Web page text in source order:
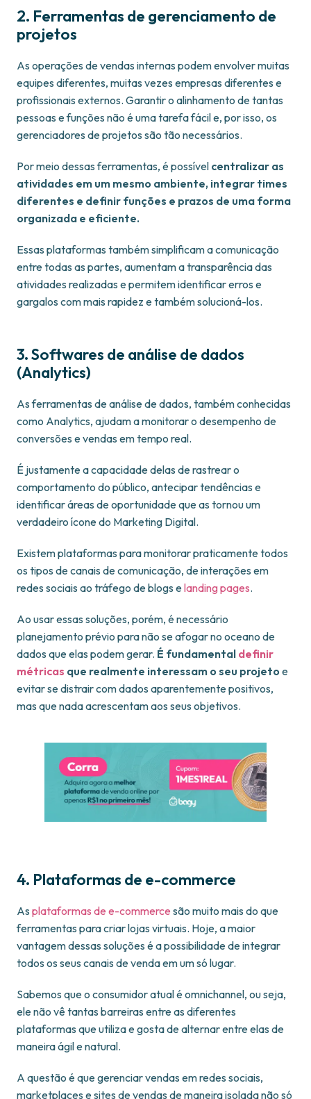
2. Ferramentas de gerenciamento de
projetos
As operações de vendas internas podem envolver muitas
equipes diferentes, muitas vezes empresas diferentes e
profissionais externos. Garantir o alinhamento de tantas
pessoas e funções não é uma tarefa fácil e, por isso, os
gerenciadores de projetos são tão necessários.
Por meio dessas ferramentas, é possível centralizar as
atividades em um mesmo ambiente, integrar times
diferentes e definir funções e prazos de uma forma
organizada e eficiente.
Essas plataformas também simplificam a comunicação
entre todas as partes, aumentam a transparência das
atividades realizadas e permitem identificar erros e
gargalos com mais rapidez e também solucioná-los.
3. Softwares de análise de dados
(Analytics)
As ferramentas de análise de dados, também conhecidas
como Analytics, ajudam a monitorar o desempenho de
conversões e vendas em tempo real.
É justamente a capacidade delas de rastrear o
comportamento do público, antecipar tendências e
identificar áreas de oportunidade que as tornou um
verdadeiro ícone do Marketing Digital.
Existem plataformas para monitorar praticamente todos
os tipos de canais de comunicação, de interações em
redes sociais ao tráfego de blogs elanding pages.
Ao usar essas soluções, porém, é necessário
planejamento prévio para não se afogar no oceano de
dados que elas podem gerar. É fundamental definir
métricas que realmente interessam o seu projeto e
evitar se distrair com dados aparentemente positivos,
mas que nada acrescentam aos seus objetivos.
4. Plataformas de e-commerce
As plataformas de e-commerce são muito mais do que
ferramentas para criar lojas virtuais. Hoje, a maior
vantagem dessas soluções é a possibilidade de integrar
todos os seus canais de venda em um só lugar.
Sabemos que o consumidor atual é omnichannel, ou seja,
ele não vê tantas barreiras entre as diferentes
plataformas que utiliza e gosta de alternar entre elas de
maneira ágil e natural.
A questão é que gerenciar vendas em redes sociais,
marketplaces e sites de vendas de maneira isolada não só